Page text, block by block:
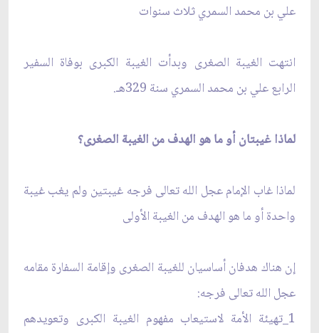
علي بن محمد السمري ثلاث سنوات
انتهت الغيبة الصغرى وبدأت الغيبة الكبرى بوفاة السفير
الرابع علي بن محمد السمري سنة 329هـ.
لماذا غيبتان أو ما هو الهدف من الغيبة الصغرى؟
لماذا غاب الإمام عجل الله تعالى فرجه غيبتين ولم يغب غيبة
واحدة أو ما هو الهدف من الغيبة الأولى
إن هناك هدفان أساسيان للغيبة الصغرى وإقامة السفارة مقامه
عجل الله تعالى فرجه:
1_تهيئة الأمة لاستيعاب مفهوم الغيبة الكبرى وتعويدهم